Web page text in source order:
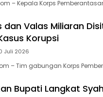
– Kepala Korps
dan Valas Miliaran
Korupsi
Juli 2026
– Tim gabungan Korps
Bupati Langkat